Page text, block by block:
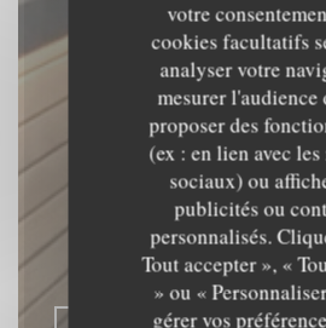
votre
cookies facultatifs
analyser votre
mesurer l'audience
proposer des
(ex : en lien avec les
sociaux) ou
publicités ou
personnalisés.
Tout accepter », «
» ou «
gérer vos
Le
RESTAURANT
TOURNAI